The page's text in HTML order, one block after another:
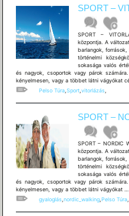
SPORT –
SPORT –
központja. A
barlangok, források,
történelmi
sokasága valós
és nagyok, csoportok vagy párok
kényelmesen, vagy a többet látni vágyókat
Pelso Túra, Sport, vitorlázás,
SPORT –
SPORT – NORDIC
központja. A
barlangok, források,
történelmi
sokasága valós
és nagyok, csoportok vagy párok
kényelmesen, vagy a többet látni vágyókat …
gyaloglás, nordic_walking, Pelso Túra,